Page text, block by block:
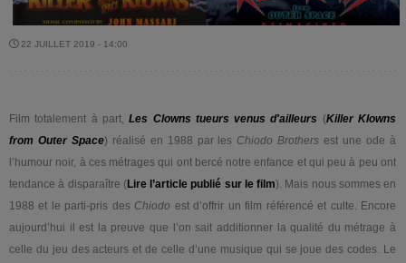
22 JUILLET 2019 - 14:00
Film totalement à part,Les Clowns tueurs venus d'ailleurs (Killer Klowns
from Outer Space) réalisé en 1988 par les Chiodo Brothers est une ode à
l’humour noir, à ces métrages qui ont bercé notre enfance et qui peu à peu ont
tendance à disparaître (Lire l’article publié sur le film). Mais nous sommes en
1988 et le parti-pris des Chiodo est d’offrir un film référencé et culte. Encore
aujourd’hui il est la preuve que l’on sait additionner la qualité du métrage à
celle du jeu des acteurs et de celle d’une musique qui se joue des codes. Le